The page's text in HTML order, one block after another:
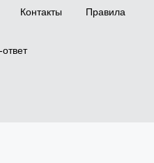
Контакты Правила